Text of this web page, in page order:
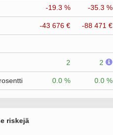
-19.3 % -35.3 %
-43 676 € -88 471 €
2 2
0.0 % 0.0 %
riskejä